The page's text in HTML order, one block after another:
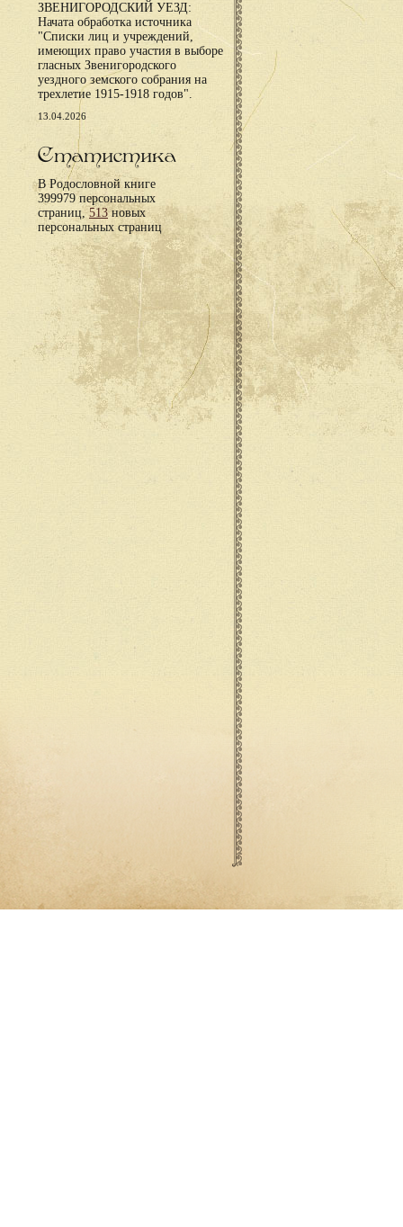
ЗВЕНИГОРОДСКИЙ УЕЗД:
Начата обработка источника
"Списки лиц и учреждений,
имеющих право участия в выборе
гласных Звенигородского
уездного земского собрания на
трехлетие 1915-1918 годов".
13.04.2026
Статистика
В Родословной книге
399979 персональных
страниц,513новых
персональных страниц